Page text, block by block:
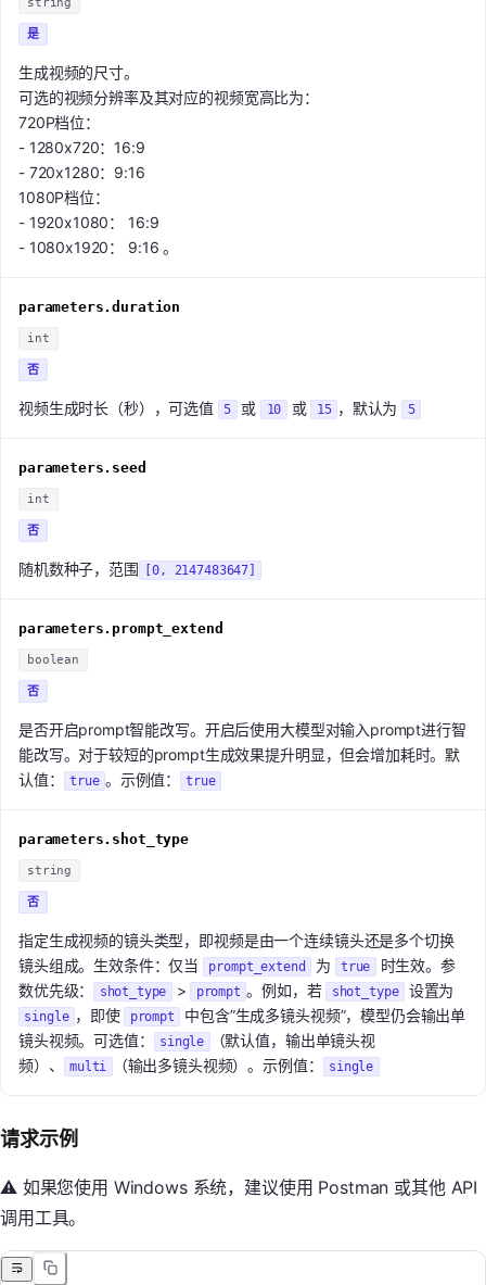
是
生成视频的尺寸。
可选的视频分辨率及其对应的视频宽高比为：
720P档位：
- 1280x720：16:9
- 720x1280：9:16
1080P档位：
- 1920x1080： 16:9
- 1080x1920： 9:16 。
parameters.duration
int
否
视频生成时长（秒），可选值 5 或 10 或 15 ，默认为 5
parameters.seed
int
否
随机数种子，范围 [0, 2147483647]
parameters.prompt_extend
boolean
否
是否开启prompt智能改写。开启后使用大模型对输入prompt进行智
能改写。对于较短的prompt生成效果提升明显，但会增加耗时。默
认值：
true 。示例值： true
parameters.shot_type
string
否
指定生成视频的镜头类型，即视频是由一个连续镜头还是多个切换
镜头组成。生效条件：仅当
prompt_extend 为 true
时生效。参
数优先级：
shot_type > prompt 。例如，若 shot_type 设置为
single ，即使 prompt
中包含”生成多镜头视频”，模型仍会输出单
镜头视频。可选值：
single
（默认值，输出单镜头视
频）、
multi （输出多镜头视频）。示例值： single
请求示例
⚠️ 如果您使用 Windows 系统，建议使用 Postman 或其他 API
调用工具。